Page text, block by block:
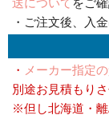
送について をご
・ご注文後、入
・ メーカー指定
別途お見積もりさ
※但し北海道・